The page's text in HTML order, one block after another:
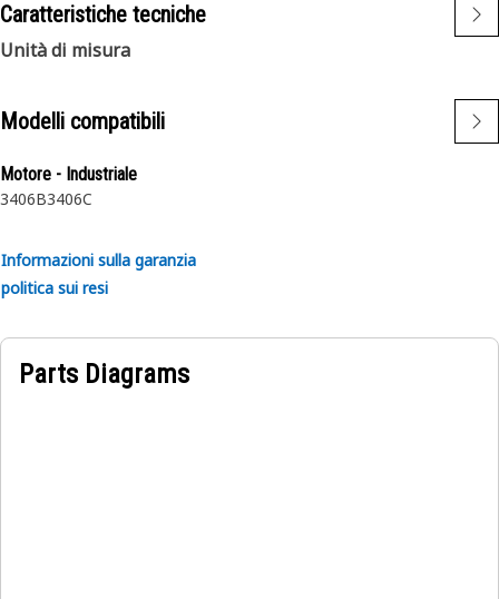
Caratteristiche tecniche
Unità di misura
Modelli compatibili
Motore - Industriale
3406B3406C
Informazioni sulla garanzia
politica sui resi
Parts Diagrams